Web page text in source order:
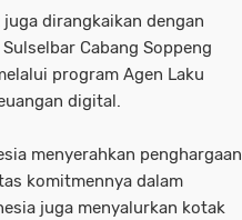
dirangkaikan dengan
Cabang Soppeng
program Agen Laku
digital.
menyerahkan penghargaan
komitmennya dalam
juga menyalurkan kotak